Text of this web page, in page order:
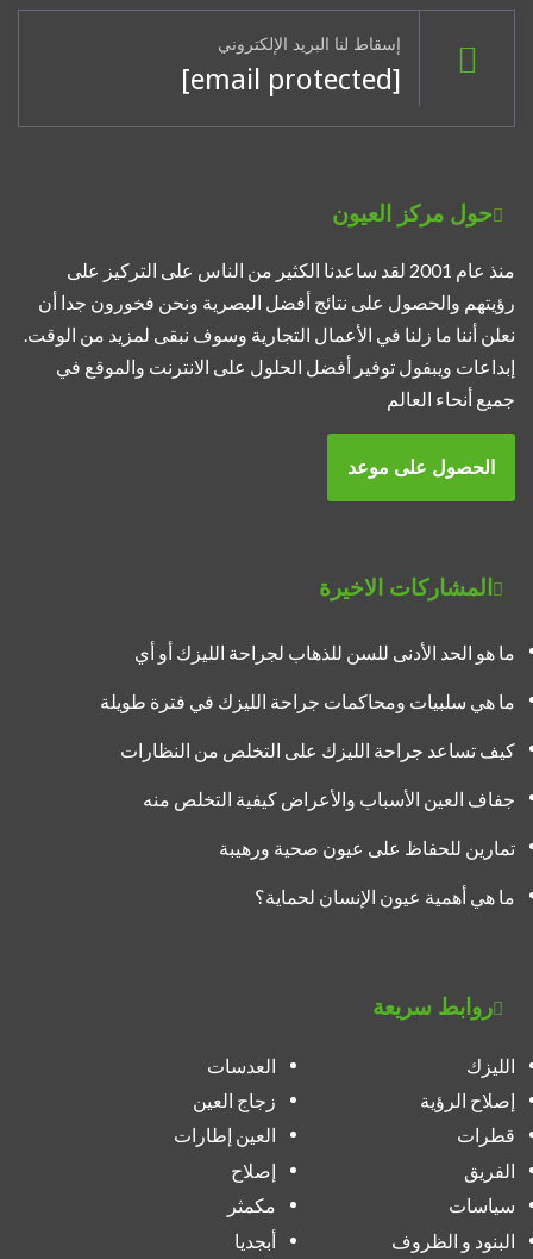
إسقاط لنا البريد الإلكتروني
[email protected]
حول مركز العيون
منذ عام 2001 لقد ساعدنا الكثير من الناس على التركيز على
رؤيتهم والحصول على نتائج أفضل البصرية ونحن فخورون جدا أن
نعلن أننا ما زلنا في الأعمال التجارية وسوف نبقى لمزيد من الوقت.
إبداعات ويبفول توفير أفضل الحلول على الانترنت والموقع في
جميع أنحاء العالم
الحصول على موعد
المشاركات الاخيرة
ما هو الحد الأدنى للسن للذهاب لجراحة الليزك أو أي
ما هي سلبيات ومحاكمات جراحة الليزك في فترة طويلة
كيف تساعد جراحة الليزك على التخلص من النظارات
جفاف العين الأسباب والأعراض كيفية التخلص منه
تمارين للحفاظ على عيون صحية ورهيبة
ما هي أهمية عيون الإنسان لحماية؟
روابط سريعة
العدسات
الليزك
زجاج العين
إصلاح الرؤية
العين إطارات
قطرات
إصلاح
الفريق
مكمثر
سياسات
أبجديا
البنود و الظروف